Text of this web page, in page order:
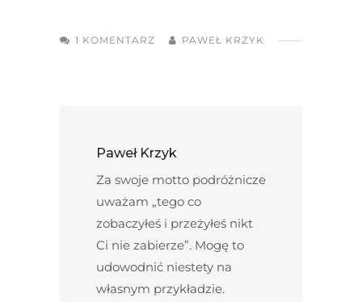
1 KOMENTARZ PAWEŁ KRZYK
Paweł Krzyk
Za swoje motto podróżnicze
uważam „tego co
zobaczyłeś i przeżyłeś nikt
Ci nie zabierze”. Mogę to
udowodnić niestety na
własnym przykładzie.